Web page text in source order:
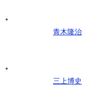
青木隆治
三上博史